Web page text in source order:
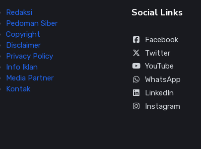
Redaksi
Pedoman Siber
Copyright
Disclaimer
Privacy Policy
Info Iklan
Media Partner
Kontak
Social Links
Facebook
Twitter
YouTube
WhatsApp
LinkedIn
Instagram